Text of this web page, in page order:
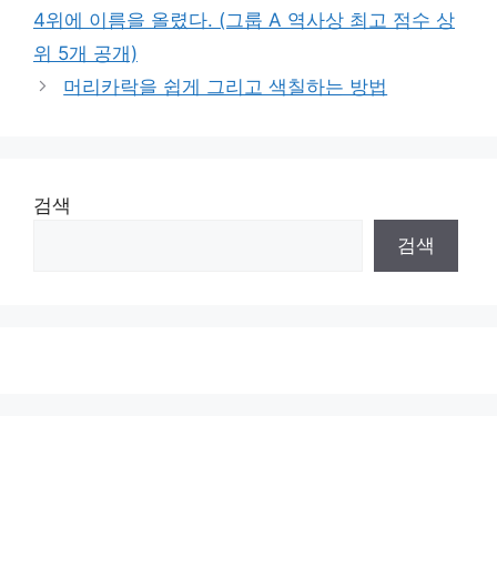
4위에 이름을 올렸다. (그룹 A 역사상 최고 점수 상
위 5개 공개)
머리카락을 쉽게 그리고 색칠하는 방법
검색
검색